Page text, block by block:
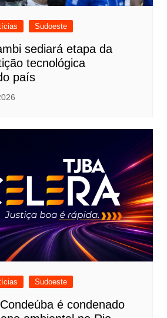
Sudoeste
sediará etapa da
tecnológica
país
Sudoeste
é condenado